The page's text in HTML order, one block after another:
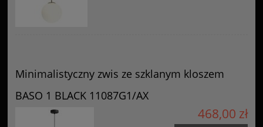
Minimalistyczny zwis ze szklanym kloszem
BASO 1 BLACK 11087G1/AX
468,00 zł